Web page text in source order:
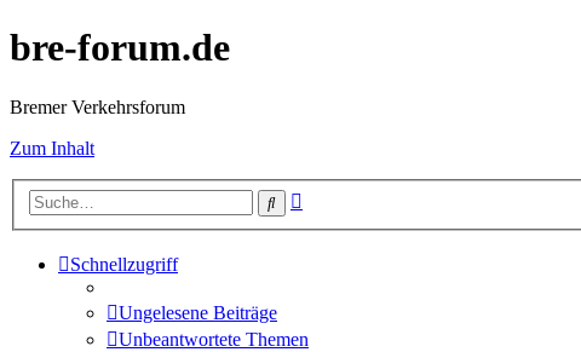
bre-forum.de
Bremer Verkehrsforum
Zum Inhalt
Suche
Schnellzugriff
Ungelesene Beiträge
Unbeantwortete Themen